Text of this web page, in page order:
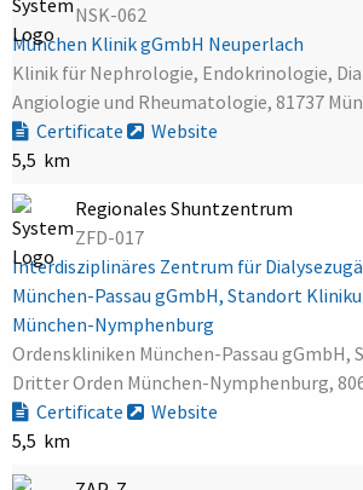
NSK-062
München Klinik gGmbH Neuperlach
Klinik für Nephrologie, Endokrinologie,
Angiologie und Rheumatologie, 81737
Certificate
Website
5,5 km
Regionales Shuntzentrum
ZFD-017
Interdisziplinäres Zentrum für
München-Passau gGmbH, Standort
München-Nymphenburg
Ordenskliniken München-Passau gGmbH,
Dritter Orden München-Nymphenburg,
Certificate
Website
5,5 km